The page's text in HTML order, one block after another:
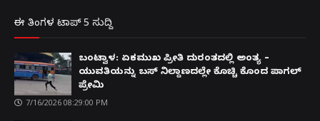
ಈ ತಿಂಗಳ ಟಾಪ್ 5 ಸುದ್ದಿ
ಬಂಟ್ವಾಳ: ಏಕಮುಖ ಪ್ರೀತಿ ದುರಂತದಲ್ಲಿ ಅಂತ್ಯ –
ಯುವತಿಯನ್ನು ಬಸ್ ನಿಲ್ದಾಣದಲ್ಲೇ ಕೊಚ್ಚಿ ಕೊಂದ ಪಾಗಲ್
ಪ್ರೇಮಿ
7/16/2026 08:29:00 PM